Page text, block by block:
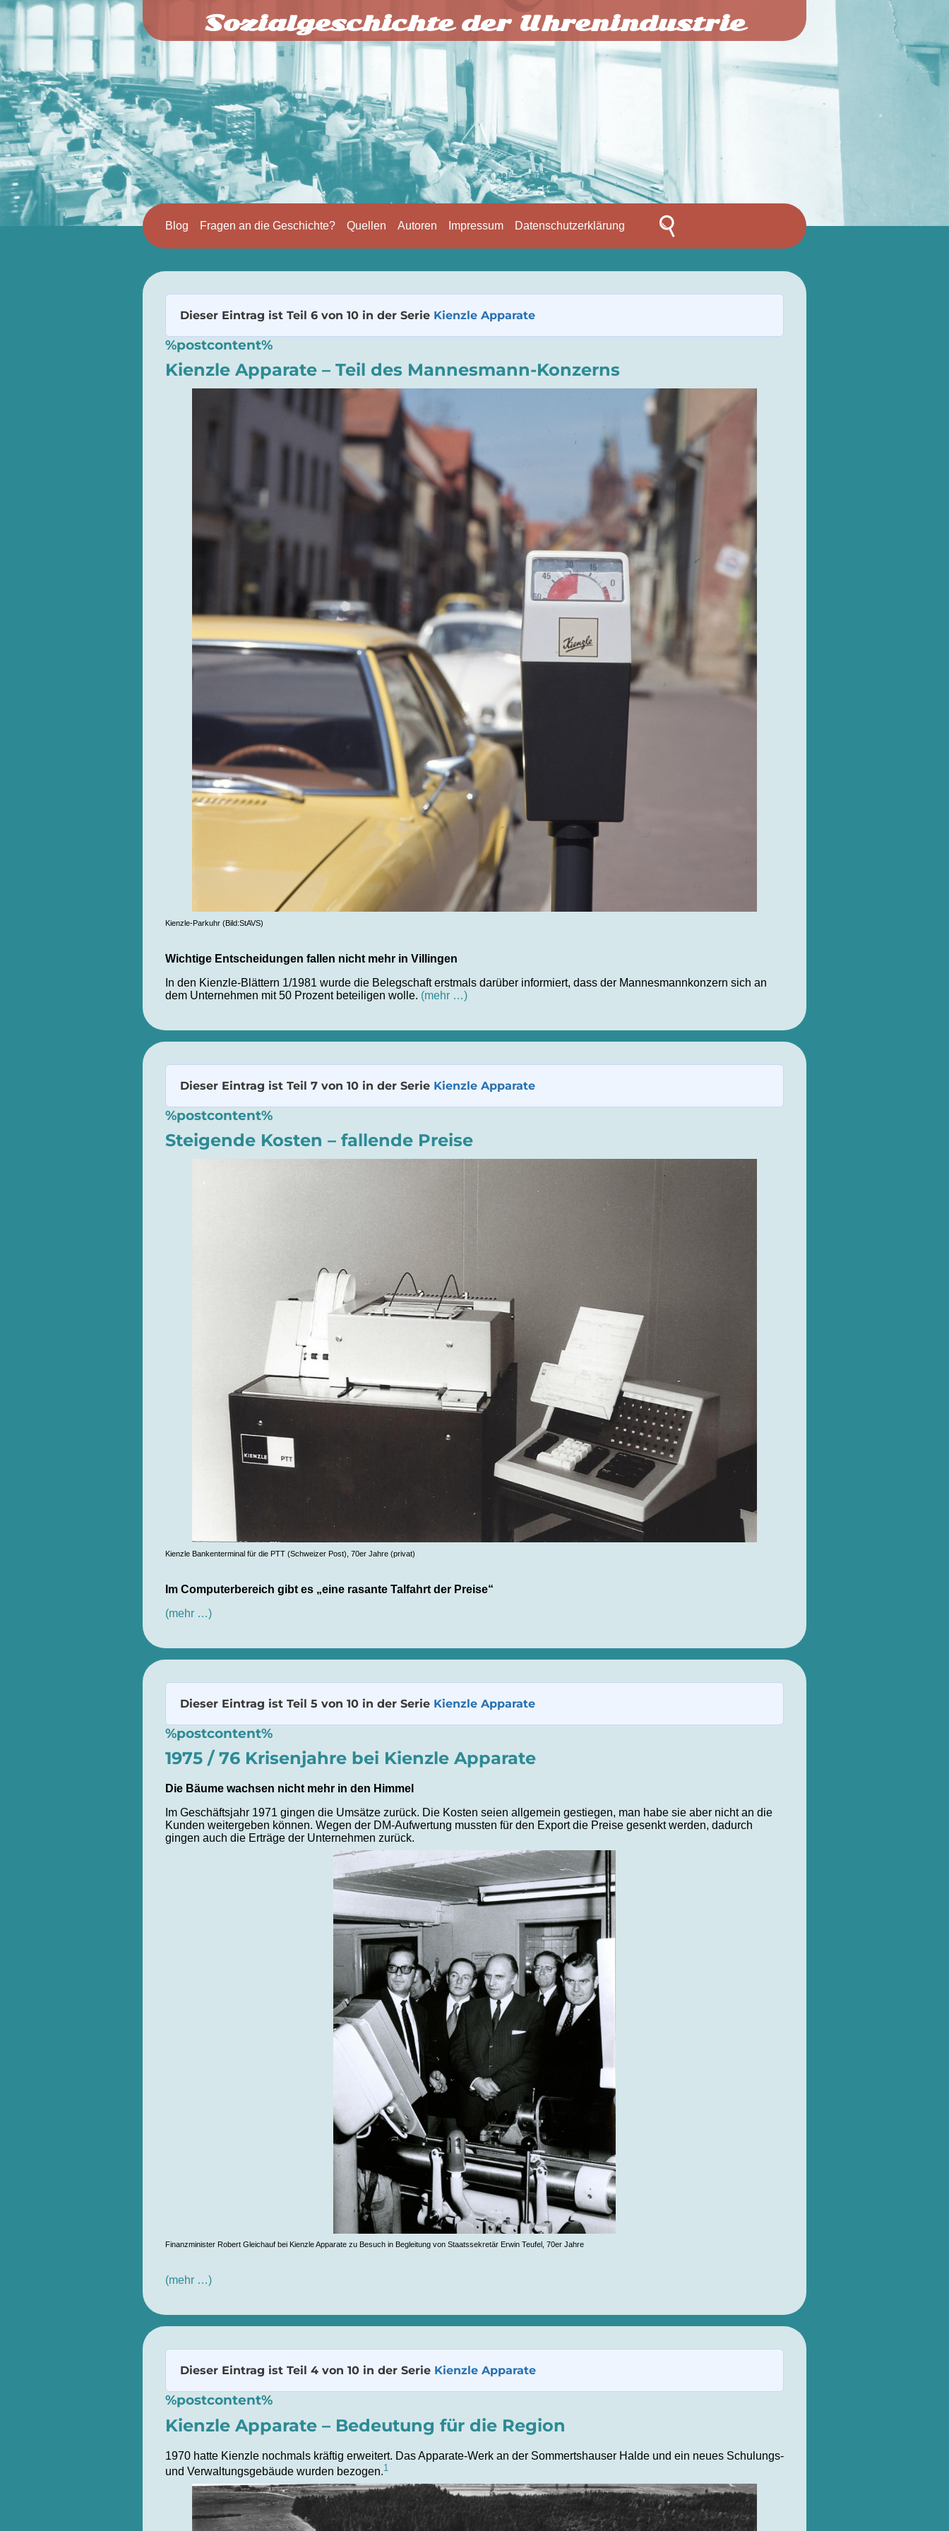
Sozialgeschichte der Uhrenindustrie
Blog Fragen an die Geschichte? Quellen Autoren Impressum Datenschutzerklärung
Dieser Eintrag ist Teil 6 von 10 in der Serie Kienzle Apparate
%postcontent%
Kienzle Apparate – Teil des Mannesmann-Konzerns
Kienzle-Parkuhr (Bild:StAVS)
Wichtige Entscheidungen fallen nicht mehr in Villingen
In den Kienzle-Blättern 1/1981 wurde die Belegschaft erstmals darüber informiert, dass der Mannesmannkonzern sich an
dem Unternehmen mit 50 Prozent beteiligen wolle. (mehr …)
Dieser Eintrag ist Teil 7 von 10 in der Serie Kienzle Apparate
%postcontent%
Steigende Kosten – fallende Preise
Kienzle Bankenterminal für die PTT (Schweizer Post), 70er Jahre (privat)
Im Computerbereich gibt es „eine rasante Talfahrt der Preise“
(mehr …)
Dieser Eintrag ist Teil 5 von 10 in der Serie Kienzle Apparate
%postcontent%
1975 / 76 Krisenjahre bei Kienzle Apparate
Die Bäume wachsen nicht mehr in den Himmel
Im Geschäftsjahr 1971 gingen die Umsätze zurück. Die Kosten seien allgemein gestiegen, man habe sie aber nicht an die
Kunden weitergeben können. Wegen der DM-Aufwertung mussten für den Export die Preise gesenkt werden, dadurch
gingen auch die Erträge der Unternehmen zurück.
Finanzminister Robert Gleichauf bei Kienzle Apparate zu Besuch in Begleitung von Staatssekretär Erwin Teufel, 70er Jahre
(mehr …)
Dieser Eintrag ist Teil 4 von 10 in der Serie Kienzle Apparate
%postcontent%
Kienzle Apparate – Bedeutung für die Region
1970 hatte Kienzle nochmals kräftig erweitert. Das Apparate-Werk an der Sommertshauser Halde und ein neues Schulungs-
und Verwaltungsgebäude wurden bezogen.1